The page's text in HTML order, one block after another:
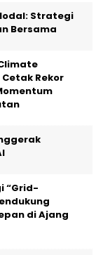
Strategi
Bersama
Rekor
“Grid-
di Ajang